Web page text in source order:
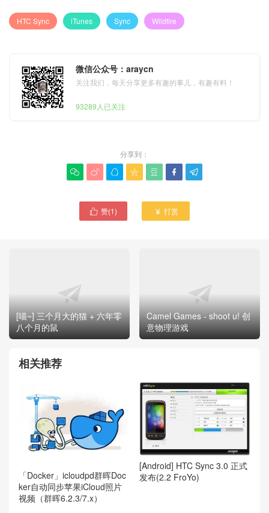
HTC Sync iTunes Sync Wildfire
微信公众号：araycn
关注我们，每天分享更多有趣的事儿，有趣有料！
93289人已关注
分享到：
      
 赞(1)  打赏
[喵~] 三个月大的猫 + 六年零
八个月的鼠
Camel Games - shoot u! 创
意物理游戏
相关推荐
「Docker」icloudpd群晖Doc
ker自动同步苹果iCloud照片
视频（群晖6.2.3/7.x）
[Android] HTC Sync 3.0 正式
发布(2.2 FroYo)